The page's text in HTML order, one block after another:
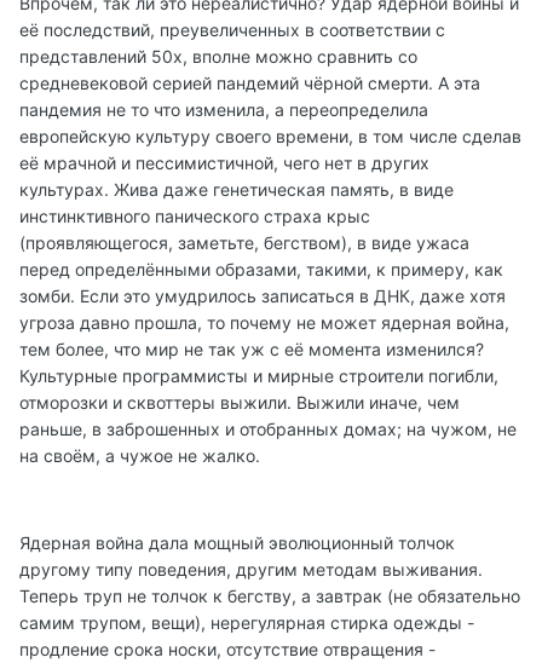
её последствий, преувеличенных в соответствии с
представлений 50х, вполне можно сравнить со
средневековой серией пандемий чёрной смерти. А эта
пандемия не то что изменила, а переопределила
европейскую культуру своего времени, в том числе сделав
её мрачной и пессимистичной, чего нет в других
культурах. Жива даже генетическая память, в виде
инстинктивного панического страха крыс
(проявляющегося, заметьте, бегством), в виде ужаса
перед определёнными образами, такими, к примеру, как
зомби. Если это умудрилось записаться в ДНК, даже хотя
угроза давно прошла, то почему не может ядерная война,
тем более, что мир не так уж с её момента изменился?
Культурные программисты и мирные строители погибли,
отморозки и сквоттеры выжили. Выжили иначе, чем
раньше, в заброшенных и отобранных домах; на чужом, не
на своём, а чужое не жалко.
Ядерная война дала мощный эволюционный толчок
другому типу поведения, другим методам выживания.
Теперь труп не толчок к бегству, а завтрак (не обязательно
самим трупом, вещи), нерегулярная стирка одежды -
продление срока носки, отсутствие отвращения -